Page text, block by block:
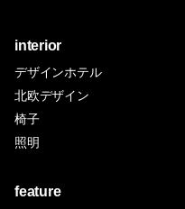
interior
デザインホテル
北欧デザイン
椅子
照明
feature